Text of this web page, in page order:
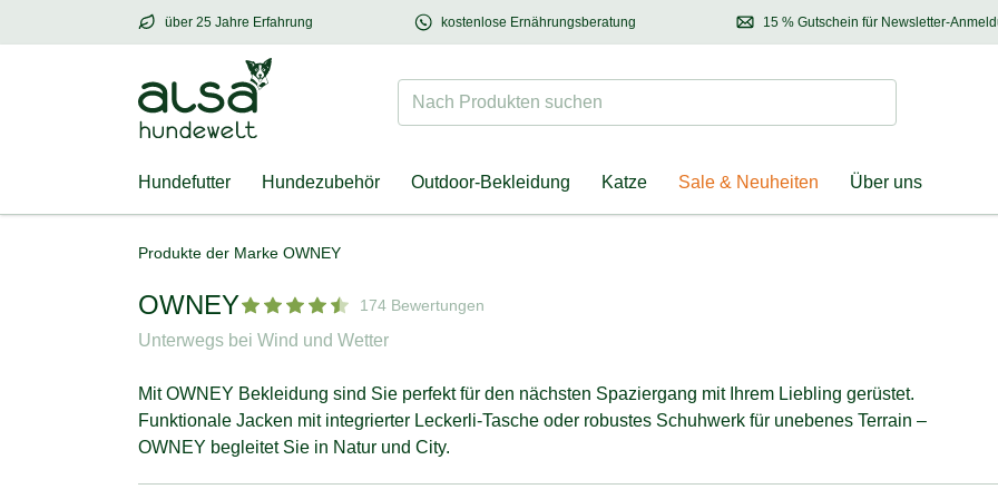
über 25 Jahre Erfahrung
über25 Jahre Erfahrung – mit Herz für Hund & Halter 15 % Gutschein für Newsletter-
Entdecken Sie
kostenlose Ernährungsberatung
Kontaktieren Sie unsere
Ernährungsberatung:
Nach Produkten suchen Suchen
Hundefutter Hundezubehör Outdoor-Bekleidung Katze Sale & Neuheiten Über uns
Produkte der Marke OWNEY
OWNEY 174 Bewertungen
Unterwegs bei Wind und Wetter
Mit OWNEY Bekleidung sind Sie perfekt für den nächsten Spaziergang mit Ihrem Liebling gerüstet.
Funktionale Jacken mit integrierter Leckerli-Tasche oder robustes Schuhwerk für unebenes Terrain –
OWNEY begleitet Sie in Natur und City.